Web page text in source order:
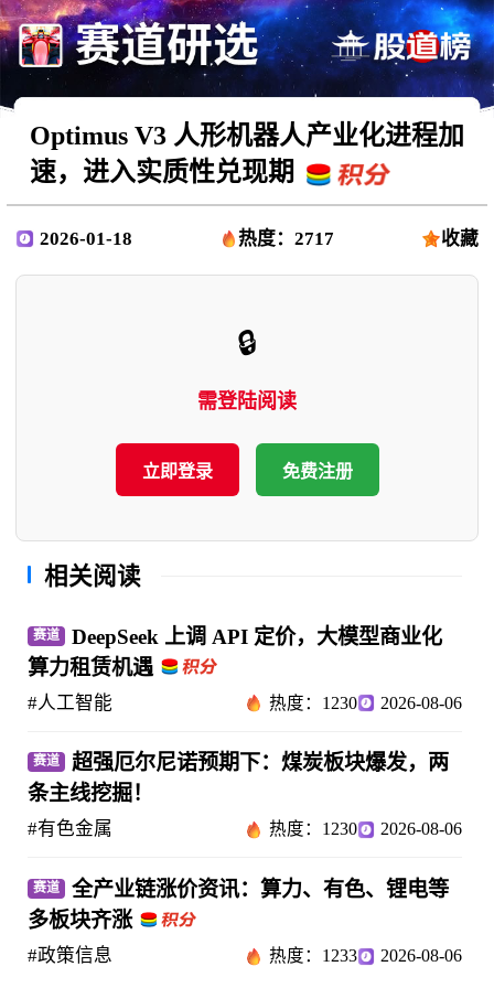
Optimus V3 人形机器人产业化进程加
速，进入实质性兑现期
2026-01-18 热度：2717 收藏
🔒
需登陆阅读
立即登录 免费注册
相关阅读
赛道
DeepSeek 上调 API 定价，大模型商业化
算力租赁机遇
#人工智能 热度：1230 2026-08-06
赛道
超强厄尔尼诺预期下：煤炭板块爆发，两
条主线挖掘！
#有色金属 热度：1230 2026-08-06
赛道
全产业链涨价资讯：算力、有色、锂电等
多板块齐涨
#政策信息 热度：1233 2026-08-06